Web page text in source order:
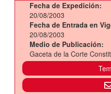
Fecha de Expedición:
20/08/2003
Fecha de Entrada en
20/08/2003
Medio de Publicación:
Gaceta de la Corte